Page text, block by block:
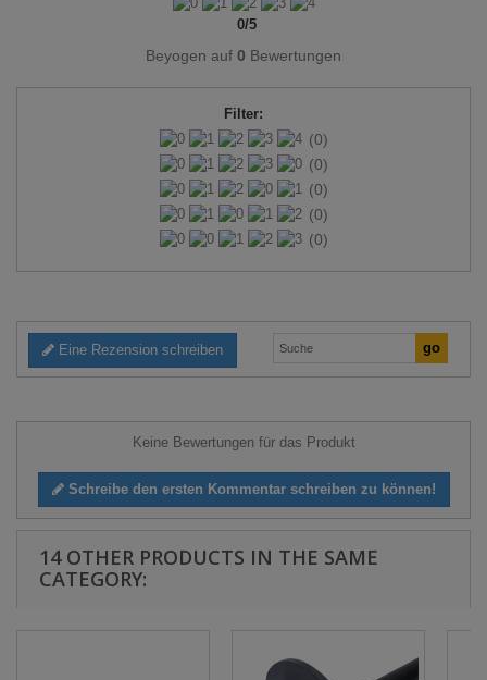
0/5
Beyogen auf 0 Bewertungen
Filter:
(0)
(0)
(0)
(0)
(0)
Eine Rezension schreiben
Keine Bewertungen für das Produkt
Schreibe den ersten Kommentar schreiben zu können!
14 OTHER PRODUCTS IN THE SAME
CATEGORY: